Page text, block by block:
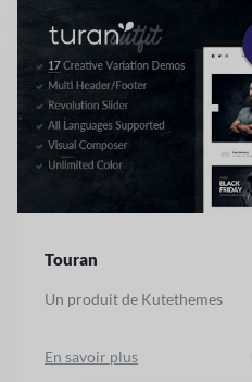
Touran
Un produit de Kutethemes
En savoir plus